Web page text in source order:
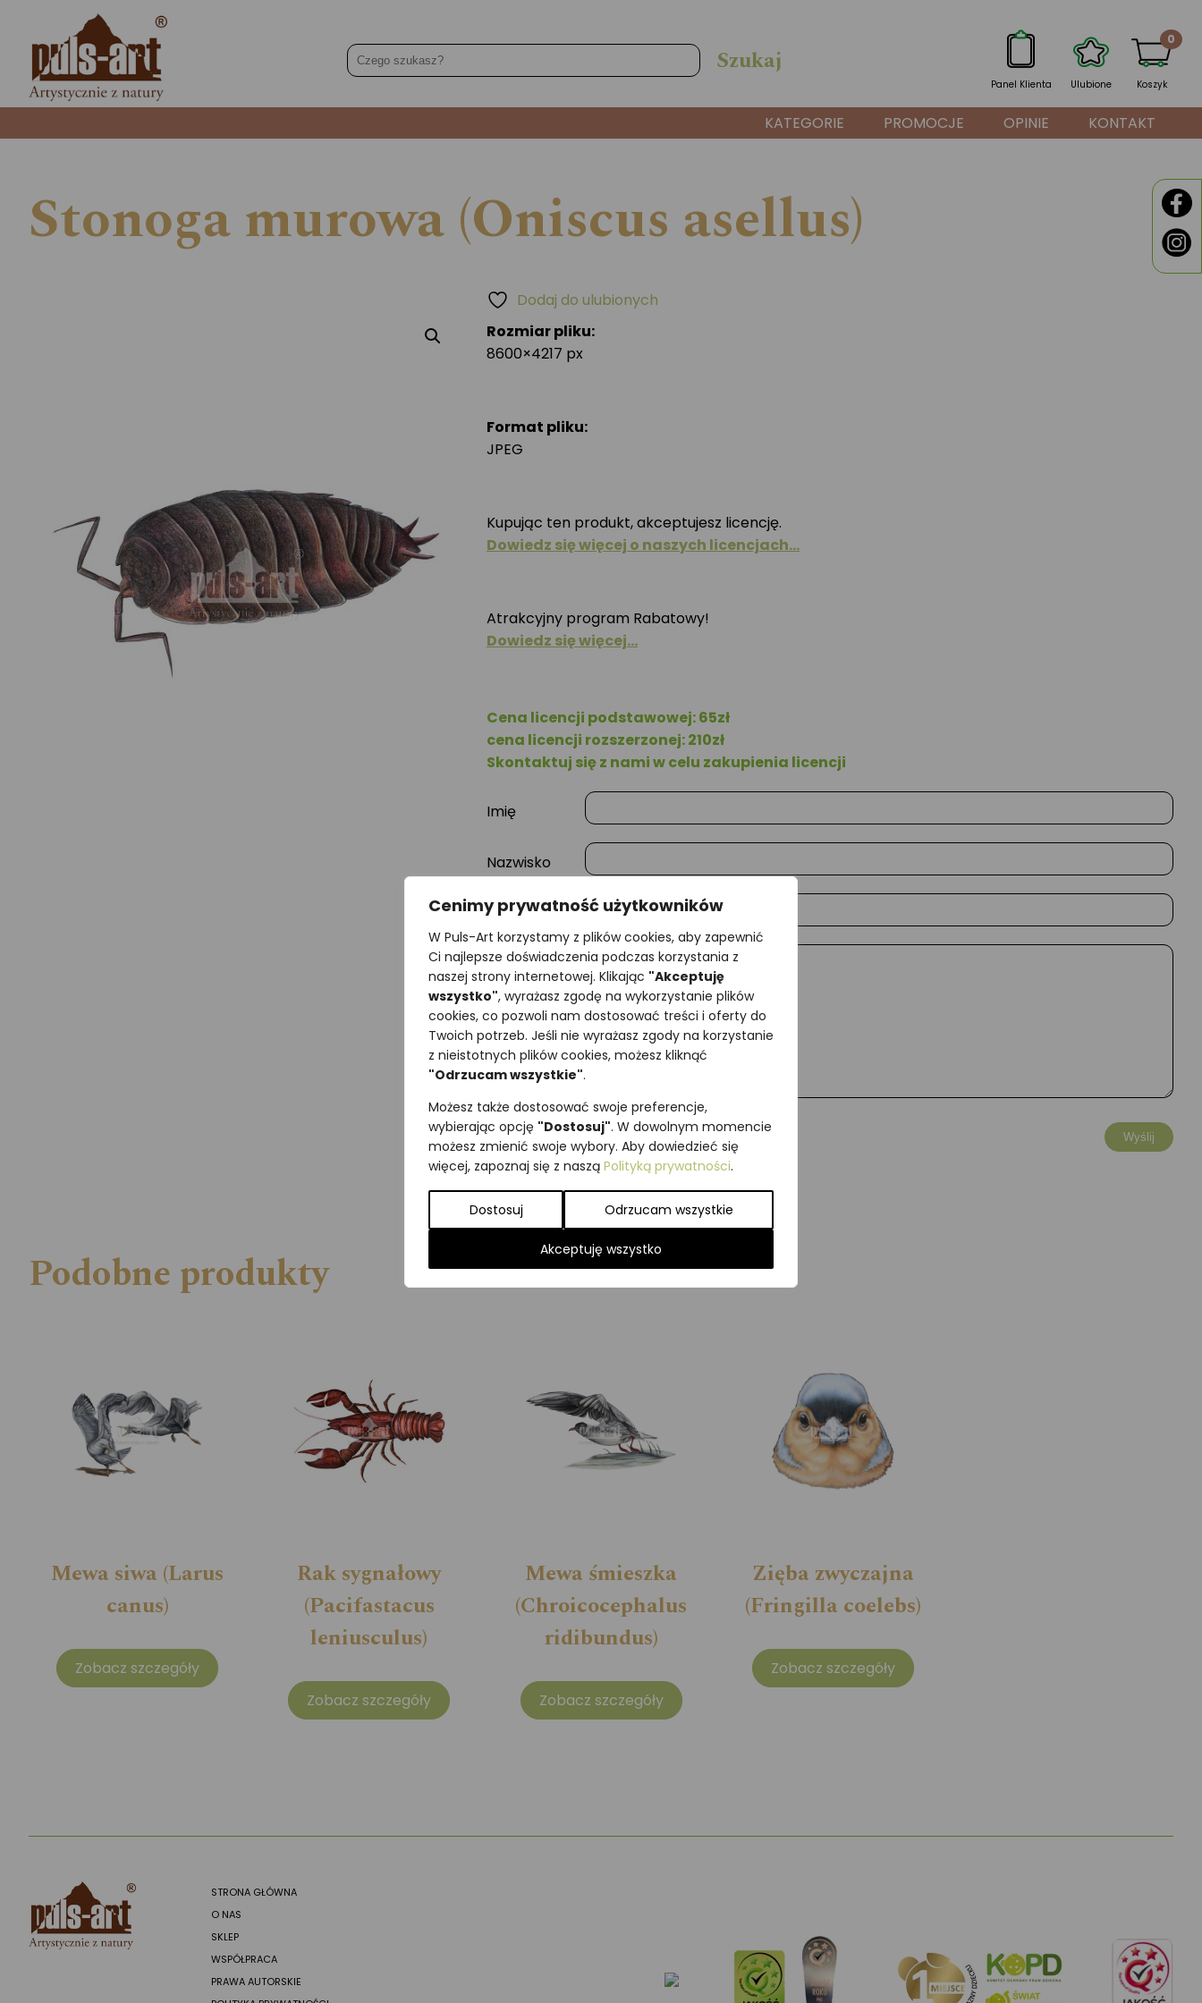
Cenimy prywatność użytkowników
W Puls-Art korzystamy z plików cookies, aby zapewnić
Ci najlepsze doświadczenia podczas korzystania z
naszej strony internetowej. Klikając "Akceptuję
wszystko", wyrażasz zgodę na wykorzystanie plików
cookies, co pozwoli nam dostosować treści i oferty do
Twoich potrzeb. Jeśli nie wyrażasz zgody na korzystanie
z nieistotnych plików cookies, możesz kliknąć
"Odrzucam wszystkie".
Możesz także dostosować swoje preferencje,
wybierając opcję "Dostosuj". W dowolnym momencie
możesz zmienić swoje wybory. Aby dowiedzieć się
więcej, zapoznaj się z naszą Polityką prywatności.
Dostosuj Odrzucam wszystkie
Akceptuję wszystko
Panel Klienta Ulubione Koszyk
0
KATEGORIE PROMOCJE OPINIE KONTAKT
Stonoga murowa (Oniscus asellus)
Rozmiar pliku:
8600×4217 px
Format pliku:
JPEG
Kupując ten produkt, akceptujesz licencję.
Dowiedz się więcej o naszych licencjach…
Atrakcyjny program Rabatowy!
Dowiedz się więcej…
Cena licencji podstawowej: 65zł
cena licencji rozszerzonej: 210zł
Skontaktuj się z nami w celu zakupienia licencji
Imię
Nazwisko
E-mail
Wiadomość
Dodaj do ulubionych
Najniższa cena z ostatnich 30 dni:65,00
SKU:Brak danych
Kategorie:
ILUSTRACJE,Skorupiaki
Podobne produkty
Mewa siwa (Larus
canus)
Zobacz szczegóły
Rak sygnałowy
(Pacifastacus
leniusculus)
Zobacz szczegóły
Mewa śmieszka
(Chroicocephalus
ridibundus)
Zobacz szczegóły
Zięba zwyczajna
(Fringilla coelebs)
Zobacz szczegóły
STRONA GŁÓWNA
O NAS
SKLEP
WSPÓŁPRACA
PRAWA AUTORSKIE